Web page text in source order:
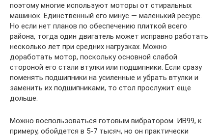
поэтому многие используют моторы от стиральных
машинок. Единственный его минус — маленький ресурс.
Но если нет планов по обеспечению плиткой всего
района, тогда один двигатель может исправно работать
несколько лет при средних нагрузках. Можно
доработать мотор, поскольку основной слабой
стороной его стали втулки или подшипники. Если сразу
поменять подшипники на усиленные и убрать втулки и
заменить их подшипниками, то стол прослужит еще
дольше.
Можно воспользоваться готовым вибратором. ИВ99, к
примеру, обойдется в 5-7 тысяч, но он практически